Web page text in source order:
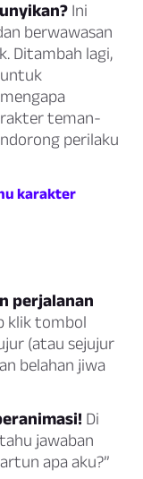
Ini
berwawasan
Ditambah lagi,
teman-
perilaku
karakter
perjalanan
klik tombol
(atau sejujur
belahan jiwa
Di
jawaban
apa aku?”